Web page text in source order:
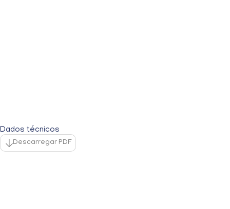
Dados técnicos
Descarregar PDF